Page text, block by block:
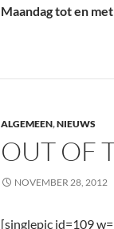
Maandag tot en
ALGEMEEN,NIEUWS
OUT OF
NOVEMBER 28, 2012
[singlepic id=109